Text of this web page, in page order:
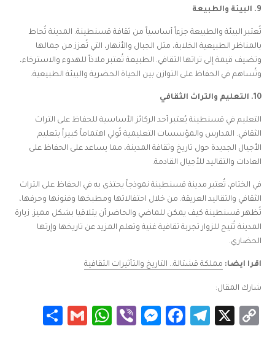
9. البيئة والطبيعة
تُعتبر البيئة والطبيعة جزءاً أساسياً من ثقافة قسنطينة. المدينة تُحاط
بالمناظر الطبيعية الخلابة، مثل الجبال والأنهار، التي تُعزز من جمالها
وتضيف قيمة إلى تراثها الثقافي. الطبيعة تُعتبر ملاذاً للهدوء والاسترخاء،
وتُساهم في الحفاظ على التوازن بين الحياة الحضرية والبيئة الطبيعية.
10. التعليم والتراث الثقافي
التعليم في قسنطينة يُعتبر أحد الركائز الأساسية للحفاظ على التراث
الثقافي. المدارس والمؤسسات التعليمية تُولي اهتماماً كبيراً بتعليم
الأجيال الجديدة حول تاريخ وثقافة المدينة، مما يساعد على الحفاظ على
العادات والتقاليد للأجيال القادمة.
في الختام، تُعتبر مدينة قسنطينة نموذجاً يحتذى به في الحفاظ على التراث
الثقافي والتقاليد العريقة. من خلال احتفالاتها ومطبخها وفنونها وحرفها،
تُظهر قسنطينة كيف يمكن للماضي والحاضر أن يتلاقيا بشكل مميز. زيارة
المدينة تُتيح للزوار تجربة ثقافية غنية وتعلم المزيد عن تاريخها وإرثها
الحضاري.
اقرا ايضا: مملكة قشتالة.. التاريخ والتأثيرات الثقافية
شارك المقال:
Copy
X
Telegram
Facebook
Messenger
Viber
WhatsApp
Gmail